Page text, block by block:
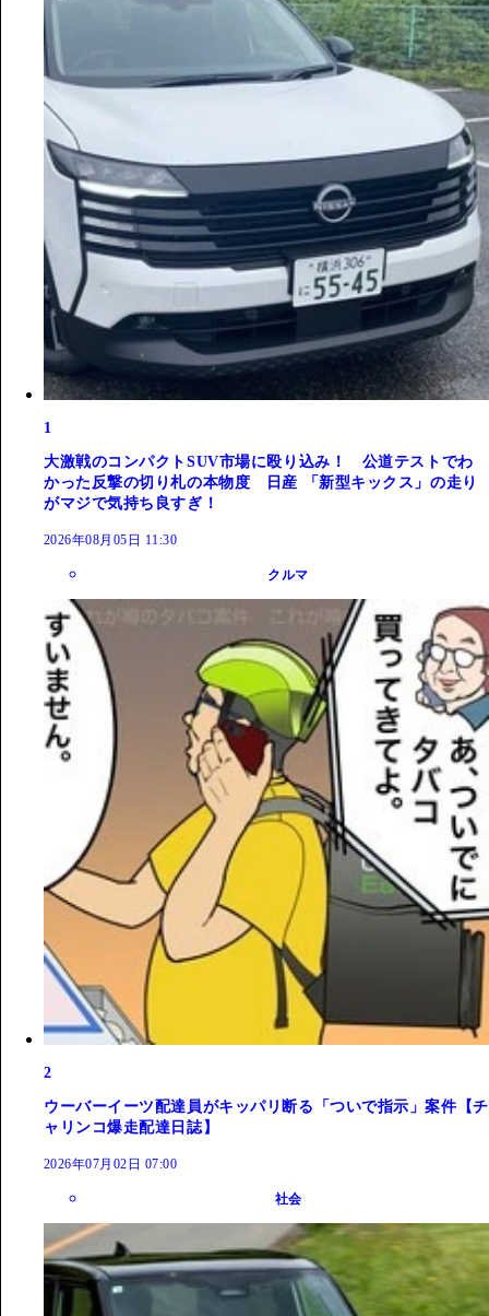
1
大激戦のコンパクトSUV市場に殴り込み！ 公道テストでわ
かった反撃の切り札の本物度 日産 「新型キックス」の走り
がマジで気持ち良すぎ！
2026年08月05日 11:30
クルマ
2
ウーバーイーツ配達員がキッパリ断る「ついで指示」案件【チ
ャリンコ爆走配達日誌】
2026年07月02日 07:00
社会